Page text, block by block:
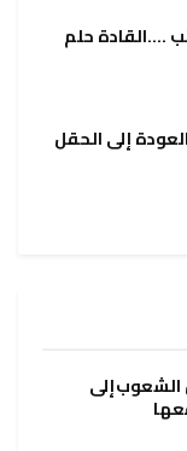
….القادة حلم
إلى الحقل
الشعوب إلى